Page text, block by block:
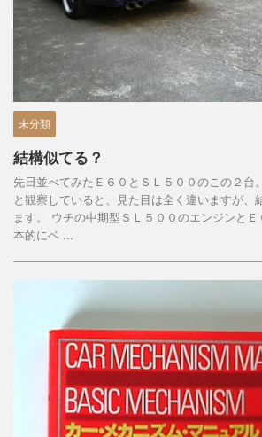
未分類
結構似てる？
先日並べてみたＥ６０とＳＬ５００のこの２台
と観察していると、見た目は全く違いますが、
ます。 ウチの中期型ＳＬ５００のエンジンと
本的にベ ...